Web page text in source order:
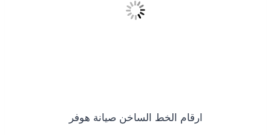
ارقام الخط الساخن صيانة هوفر